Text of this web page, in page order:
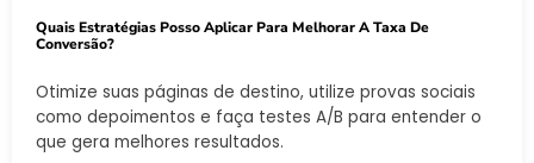
Quais Estratégias Posso Aplicar Para Melhorar A Taxa De
Conversão?
Otimize suas páginas de destino, utilize provas sociais
como depoimentos e faça testes A/B para entender o
que gera melhores resultados.